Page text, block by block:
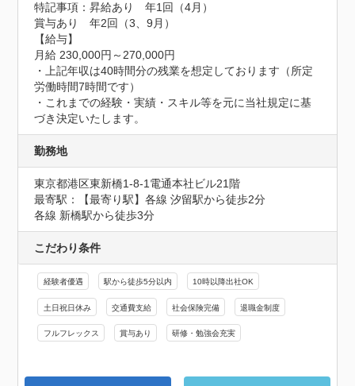
特記事項：昇給あり　年1回（4月）
賞与あり　年2回（3、9月）
【給与】
月給 230,000円～270,000円
・上記年収は40時間分の残業を想定しております（所定
労働時間7時間です）
・これまでの経験・実績・スキル等を元に当社規定に基
づき決定いたします。
勤務地
東京都港区東新橋1-8-1電通本社ビル21階
最寄駅：【最寄り駅】各線 汐留駅から徒歩2分
各線 新橋駅から徒歩3分
こだわり条件
経験者優遇 駅から徒歩5分以内 10時以降出社OK
土日祝日休み 交通費支給 社会保険完備 退職金制度
フルフレックス 賞与あり 研修・勉強会充実